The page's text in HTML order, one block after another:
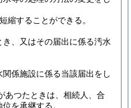
縮することができる。
、又はその届出に係る汚水
係施設に係る当該届出をし
あつたときは、相続人、合
を承継する。